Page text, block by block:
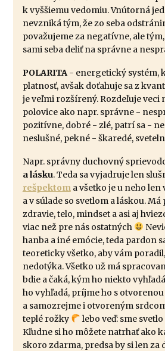
k vyššiemu vedomiu. Vnútorná
nevzniká tým, že zo seba
považujeme za negatívne, ale
sami seba deliť na správne a
POLARITA- energetický systém,
platnosť, avšak doťahuje sa z
je veľmi rozšírený. Rozdeľuje veci
polovice ako napr. správne -
pozitívne, dobré - zlé, patrí sa -
neslušné, pekné - škaredé,
Napr. správny duchovný
a lásku. Teda sa vyjadruje len
rešpektoma všetko je u neho
a v súlade so svetlom a láskou.
zdravie, telo, mindset a asi aj
viac než pre nás ostatných
hanba a iné emócie, teda pardon
teoreticky všetko, aby vám
nedotýka. Všetko už má
bdie a čaká, kým ho niekto
ho vyhľadá, príjme ho s
a samozrejme i otvoreným
teplé rožky
lebo veď: sme
Kľudne si ho môžete natrhať ako
skoro zdarma, predsa by si len za